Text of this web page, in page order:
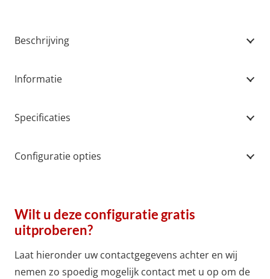
Beschrijving
Informatie
Specificaties
Configuratie opties
Wilt u deze configuratie gratis
uitproberen?
Laat hieronder uw contactgegevens achter en wij
nemen zo spoedig mogelijk contact met u op om de